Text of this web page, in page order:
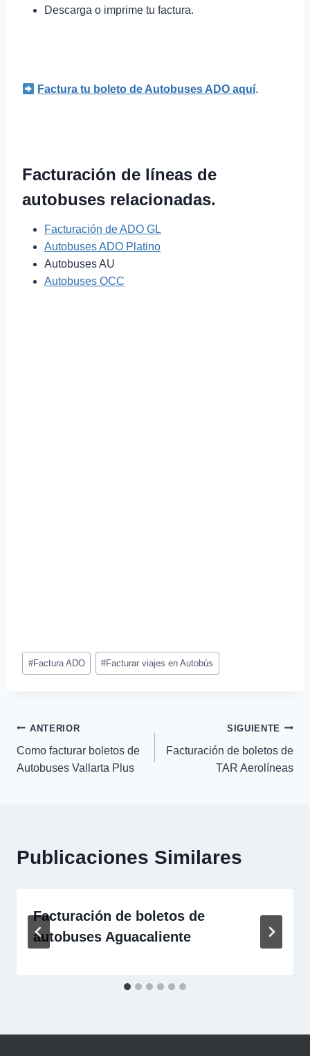
Descarga o imprime tu factura.
Factura tu boleto de Autobuses ADO aquí.
Facturación de líneas de
autobuses relacionadas.
Facturación de ADO GL
Autobuses ADO Platino
Autobuses AU
Autobuses OCC
Etiquetas
de
#Factura ADO #Facturar viajes en Autobús
Navegación
de
ANTERIOR
Como facturar boletos de
Autobuses Vallarta Plus
SIGUIENTE
Facturación de boletos de
TAR Aerolíneas
Publicaciones Similares
Facturación de boletos de
autobuses Aguacaliente